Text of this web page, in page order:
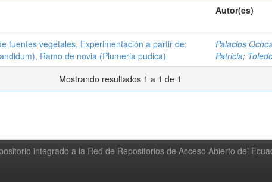
Autor(es)
fuentes vegetales. Experimentación a partir de:
Ramo de novia (Plumeria pudica)
Palacios
Patricia;
Mostrando resultados 1 a 1 de 1
integrado a la Red de Repositorios de Acceso Abierto del